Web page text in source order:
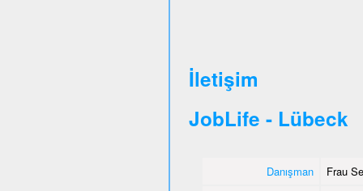
İletişim
JobLife - Lübeck
Danışman
Frau